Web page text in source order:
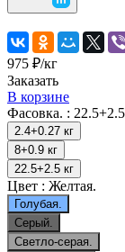
975 ₽/кг
Заказать
В корзине
Фасовка. :
2.4+0.27 кг
8+0.9 кг
22.5+2.5 кг
Цвет : Желтая.
Голубая.
Серый.
Светло-серая.